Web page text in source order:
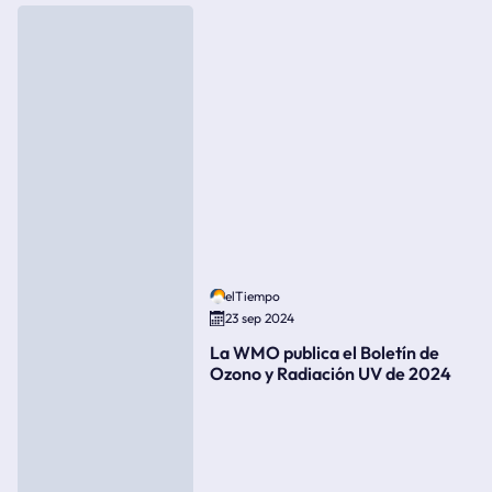
elTiempo
23 sep 2024
La WMO publica el Boletín de
Ozono y Radiación UV de 2024